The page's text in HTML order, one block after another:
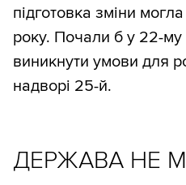
підготовка зміни
року. Почали б у 22-
виникнути умови для
надворі 25-й.
ДЕРЖАВА НЕ